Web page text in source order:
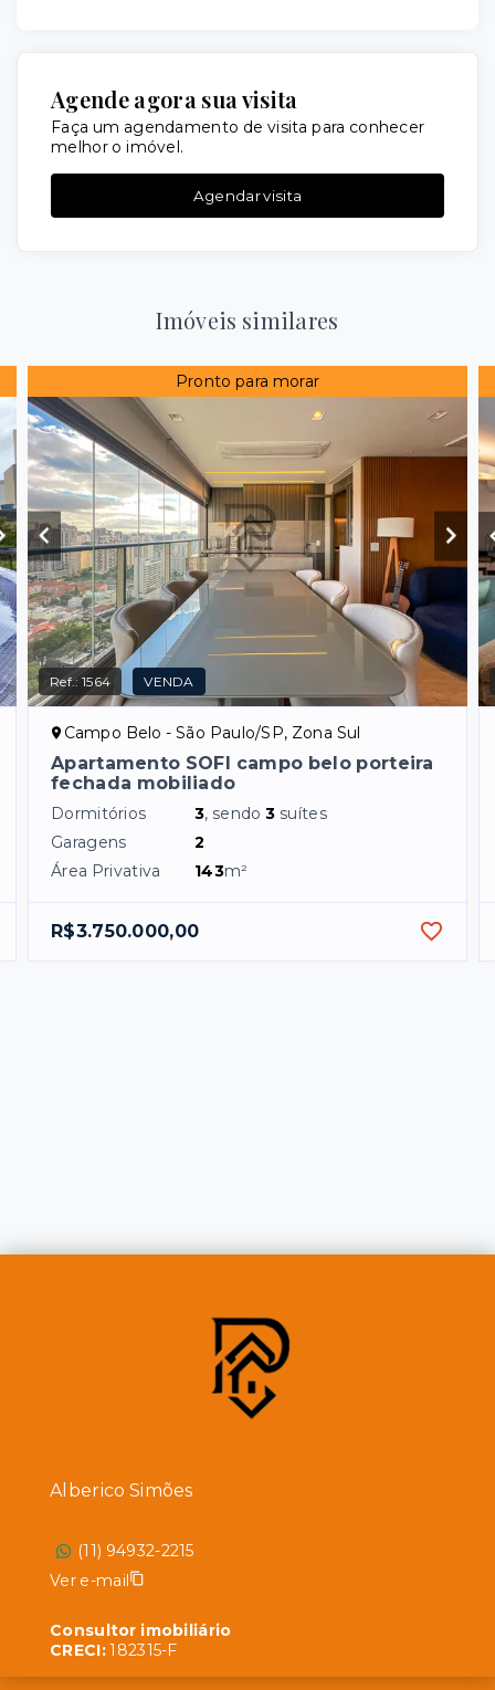
Agende agora sua visita
Faça um agendamento de visita para conhecer
melhor o imóvel.
Agendar visita
Imóveis similares
Pronto para morar
Ref.:1564 VENDA
Campo Belo - São Paulo/SP, Zona Sul
Apartamento SOFI campo belo porteira
fechada mobiliado
Dormitórios 3, sendo3 suítes
Garagens
2
Área Privativa
143m²
R$3.750.000,00
Alberico Simões
(11) 94932-2215
Ver e-mail
Consultor imobiliário
CRECI:182315-F